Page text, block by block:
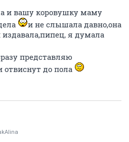
и вашу коровушку маму
и не слышала давно,она
я думала
представляю
до пола